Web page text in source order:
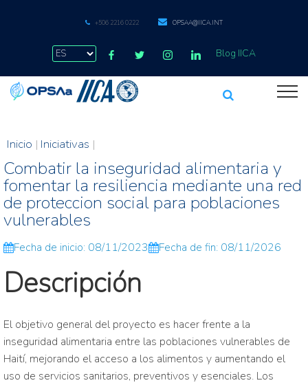
+506 2216 0222 OPSAA@IICA.INT
Blog IICA
Inicio | Iniciativas |
Combatir la inseguridad alimentaria y
fomentar la resiliencia mediante una red
de proteccion social para poblaciones
vulnerables
Fecha de inicio: 08/11/2023 Fecha de fin: 08/11/2026
Descripción
El objetivo general del proyecto es hacer frente a la
inseguridad alimentaria entre las poblaciones vulnerables de
Haití, mejorando el acceso a los alimentos y aumentando el
uso de servicios sanitarios, preventivos y esenciales. Los